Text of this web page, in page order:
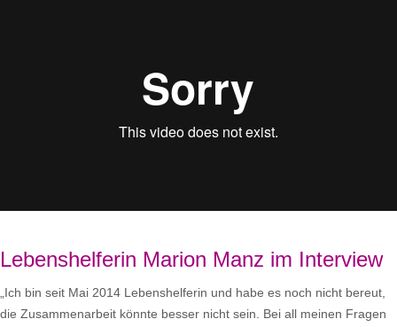
Lebenshelferin Marion Manz im Interview
„Ich bin seit Mai 2014 Lebenshelferin und habe es noch nicht bereut,
die Zusammenarbeit könnte besser nicht sein. Bei all meinen Fragen